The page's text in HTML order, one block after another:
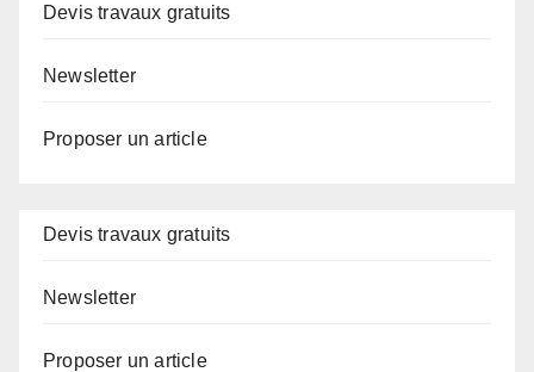
Devis travaux gratuits
Newsletter
Proposer un article
Devis travaux gratuits
Newsletter
Proposer un article